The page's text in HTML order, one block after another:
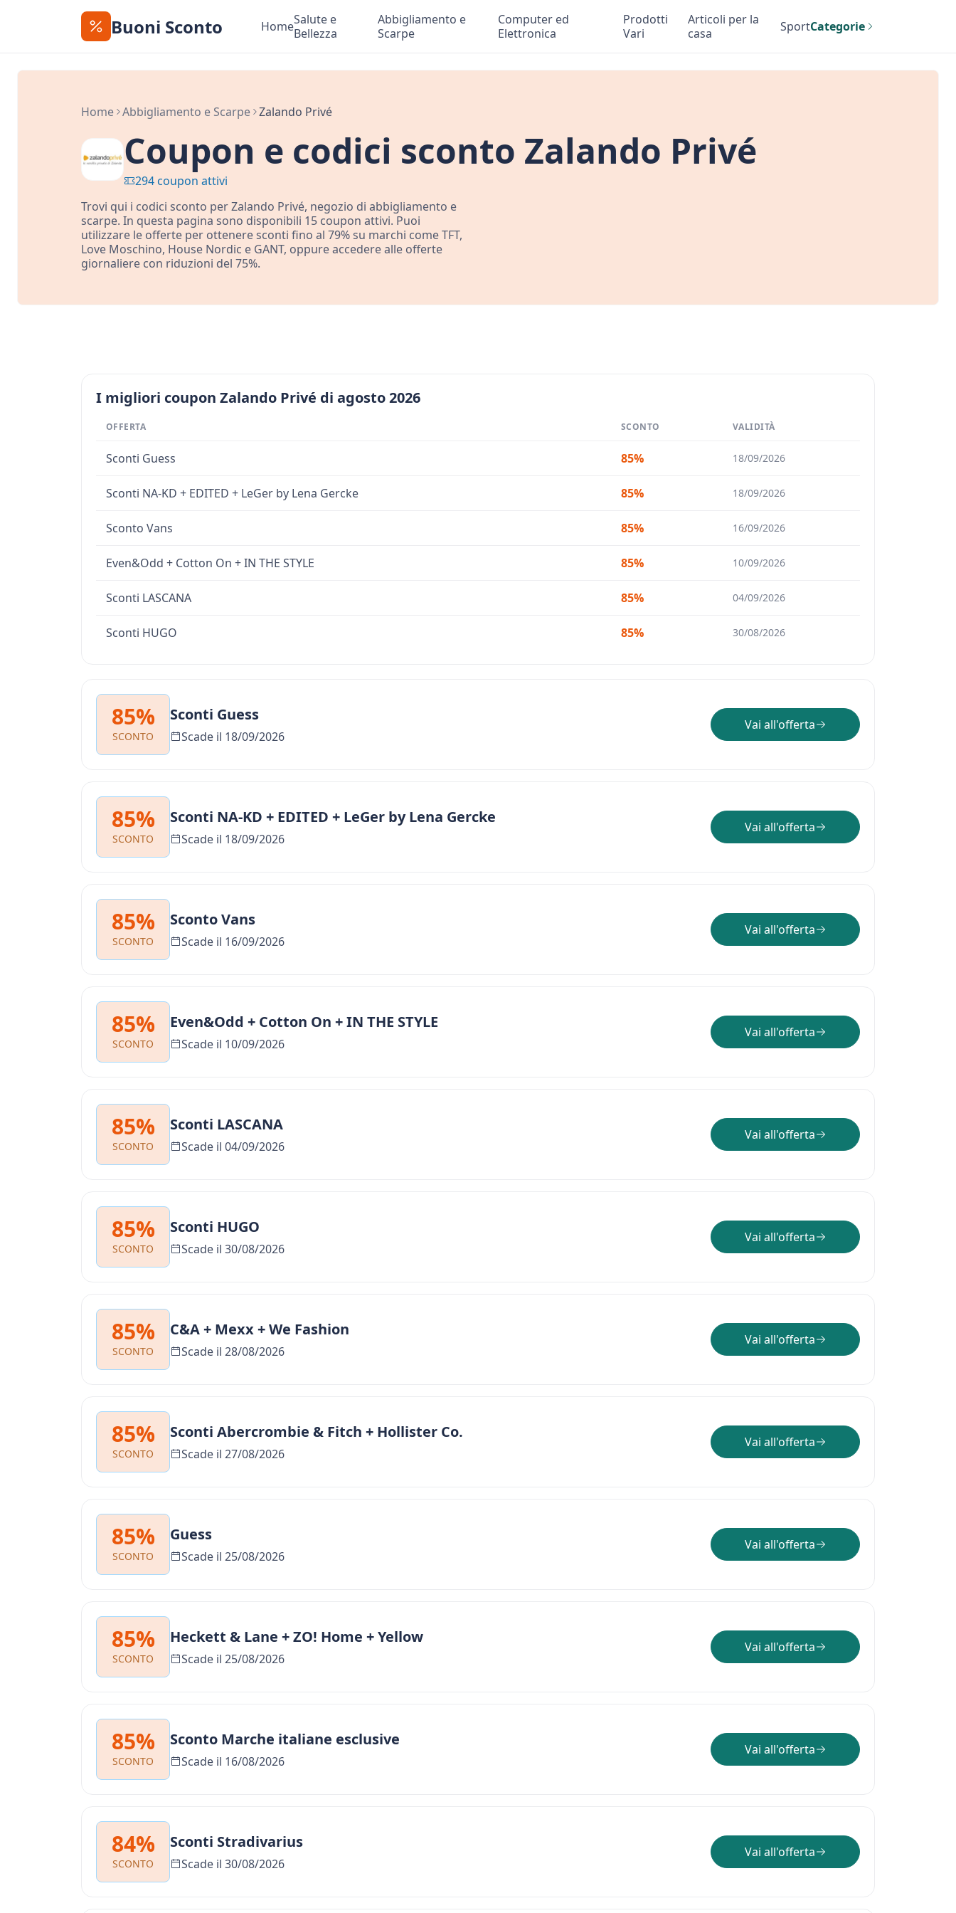
Buoni Sconto HomeSalute e
Bellezza
Abbigliamento e
Scarpe
Computer ed
Elettronica
Prodotti
Vari
Articoli per la
casa
SportCategorie
Home Abbigliamento e Scarpe Zalando Privé
Coupon e codici sconto Zalando Privé
294 coupon attivi
Trovi qui i codici sconto per Zalando Privé, negozio di abbigliamento e
scarpe. In questa pagina sono disponibili 15 coupon attivi. Puoi
utilizzare le offerte per ottenere sconti fino al 79% su marchi come TFT,
Love Moschino, House Nordic e GANT, oppure accedere alle offerte
giornaliere con riduzioni del 75%.
I migliori coupon Zalando Privé di agosto 2026
OFFERTA SCONTO VALIDITÀ
Sconti Guess 85% 18/09/2026
Sconti NA-KD + EDITED + LeGer by Lena Gercke 85% 18/09/2026
Sconto Vans 85% 16/09/2026
Even&Odd + Cotton On + IN THE STYLE 85% 10/09/2026
Sconti LASCANA 85% 04/09/2026
Sconti HUGO 85% 30/08/2026
85%
SCONTO
Sconti Guess
Scade il 18/09/2026
Vai all'offerta
85%
SCONTO
Sconti NA-KD + EDITED + LeGer by Lena Gercke
Scade il 18/09/2026
Vai all'offerta
85%
SCONTO
Sconto Vans
Scade il 16/09/2026
Vai all'offerta
85%
SCONTO
Even&Odd + Cotton On + IN THE STYLE
Scade il 10/09/2026
Vai all'offerta
85%
SCONTO
Sconti LASCANA
Scade il 04/09/2026
Vai all'offerta
85%
SCONTO
Sconti HUGO
Scade il 30/08/2026
Vai all'offerta
85%
SCONTO
C&A + Mexx + We Fashion
Scade il 28/08/2026
Vai all'offerta
85%
SCONTO
Sconti Abercrombie & Fitch + Hollister Co.
Scade il 27/08/2026
Vai all'offerta
85%
SCONTO
Guess
Scade il 25/08/2026
Vai all'offerta
85%
SCONTO
Heckett & Lane + ZO! Home + Yellow
Scade il 25/08/2026
Vai all'offerta
85%
SCONTO
Sconto Marche italiane esclusive
Scade il 16/08/2026
Vai all'offerta
84%
SCONTO
Sconti Stradivarius
Scade il 30/08/2026
Vai all'offerta